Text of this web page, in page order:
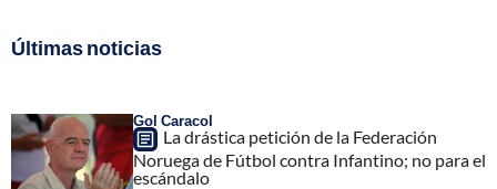
Últimas noticias
Gol Caracol
La drástica petición de la Federación
Noruega de Fútbol contra Infantino; no para el
escándalo